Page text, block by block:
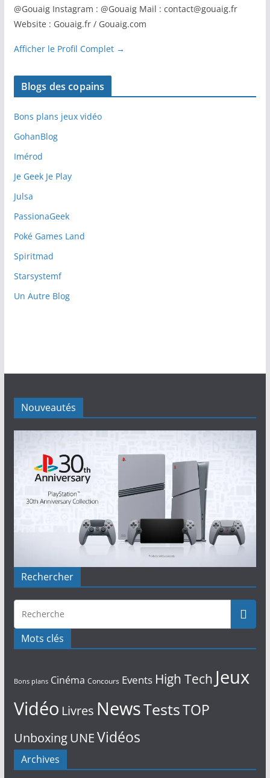
@Gouaig Instagram : @Gouaig Mail : contact@gouaig.fr
Website : Gouaig.fr / Gouaig.com
Afficher le Profil Complet →
Blogs des copains
Bons plans jeux vidéo
GohanBlog
Imérod
Je Geek Je Play
Julsa
PassionaGeek
Poké Games Land
Spiritmad
Starsystemf
Un Autre Blog
Nouveautés
Rechercher
Mots clés
Bons plans Cinéma Concours Events High Tech Jeux
Vidéo Livres NewsTestsTOP
UnboxingUNEVidéos
Archives